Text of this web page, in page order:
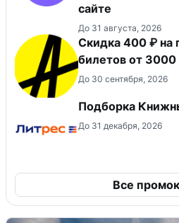
сайте
До 31 августа, 2026
Скидка 400 ₽ на
билетов от 3000
До 30 сентября, 2026
Подборка
До 31 декабря, 2026
Все